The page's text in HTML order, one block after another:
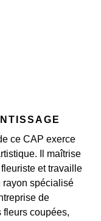
ce CAP exerce
Il maîtrise
et travaille
rayon spécialisé
de
fleurs coupées,